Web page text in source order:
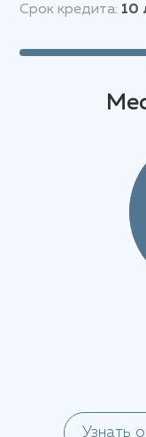
Срок кредита: 10
Узнать